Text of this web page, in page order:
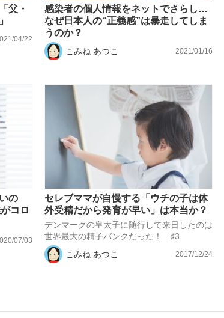
父・
04/22
感染者の個人情報をネットでさらし…
なぜ日本人の“正義感”は暴走してしま
うのか？
こみね あつこ 2021/01/16
の
コロ
07/03
セレブママが自慢する「ウチの子は体
外受精だから発育が早い」は本当か？
デンマークの皇太子に随行して来日したのは
世界最大の精子バンクだった！ ♯3
こみね あつこ
2017/12/24